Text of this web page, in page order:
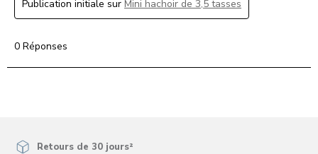
Publication initiale sur Mini hachoir de 3,5 tasses
0 Réponses
Retours de 30 jours²